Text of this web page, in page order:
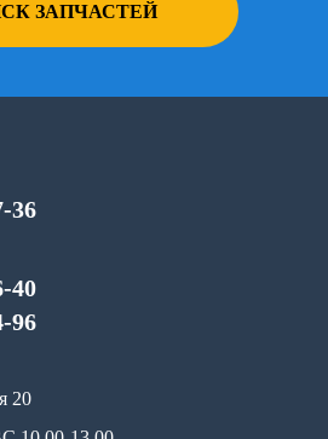
ЗАПЧАСТЕЙ
36
40
96
20